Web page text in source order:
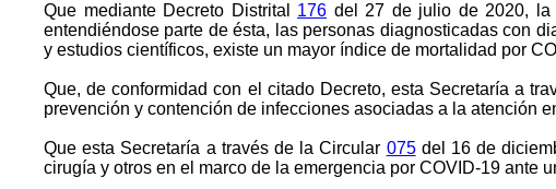
Que mediante Decreto Distrital 176 del 27 de julio de 2020, la
entendiéndose parte de ésta, las personas diagnosticadas con
y estudios científicos, existe un mayor índice de mortalidad por
Que, de conformidad con el citado Decreto, esta Secretaría a
prevención y contención de infecciones asociadas a la atención
Que esta Secretaría a través de la Circular 075del 16 de
cirugía y otros en el marco de la emergencia por COVID-19 ante